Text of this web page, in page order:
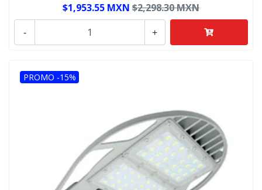
$1,953.55 MXN $2,298.30 MXN
+
-
PROMO -15%